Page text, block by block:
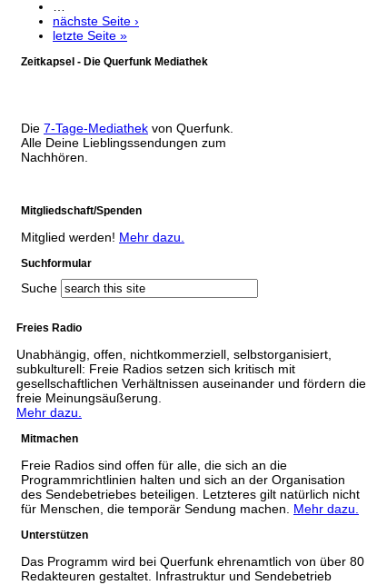
nächste Seite ›
letzte Seite »
Zeitkapsel - Die Querfunk Mediathek
Die 7-Tage-Mediathek von Querfunk.
Alle Deine Lieblingssendungen zum
Nachhören.
Mitgliedschaft/Spenden
Mitglied werden! Mehr dazu.
Suchformular
Suche
Freies Radio
Unabhängig, offen, nichtkommerziell, selbstorganisiert,
subkulturell: Freie Radios setzen sich kritisch mit
gesellschaftlichen Verhältnissen auseinander und fördern die
freie Meinungsäußerung.
Mehr dazu.
Mitmachen
Freie Radios sind offen für alle, die sich an die
Programmrichtlinien halten und sich an der Organisation
des Sendebetriebes beteiligen. Letzteres gilt natürlich nicht
für Menschen, die temporär Sendung machen. Mehr dazu.
Unterstützen
Das Programm wird bei Querfunk ehrenamtlich von über 80
Redakteuren gestaltet. Infrastruktur und Sendebetrieb